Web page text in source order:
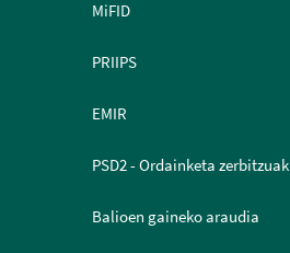
MiFID
PRIIPS
EMIR
PSD2 - Ordainketa zerbitzuak
Balioen gaineko araudia